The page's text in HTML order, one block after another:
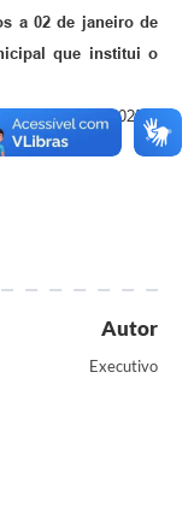
a 02 de janeiro de
que institui o
24 de abril de 2025.
Autor
Executivo